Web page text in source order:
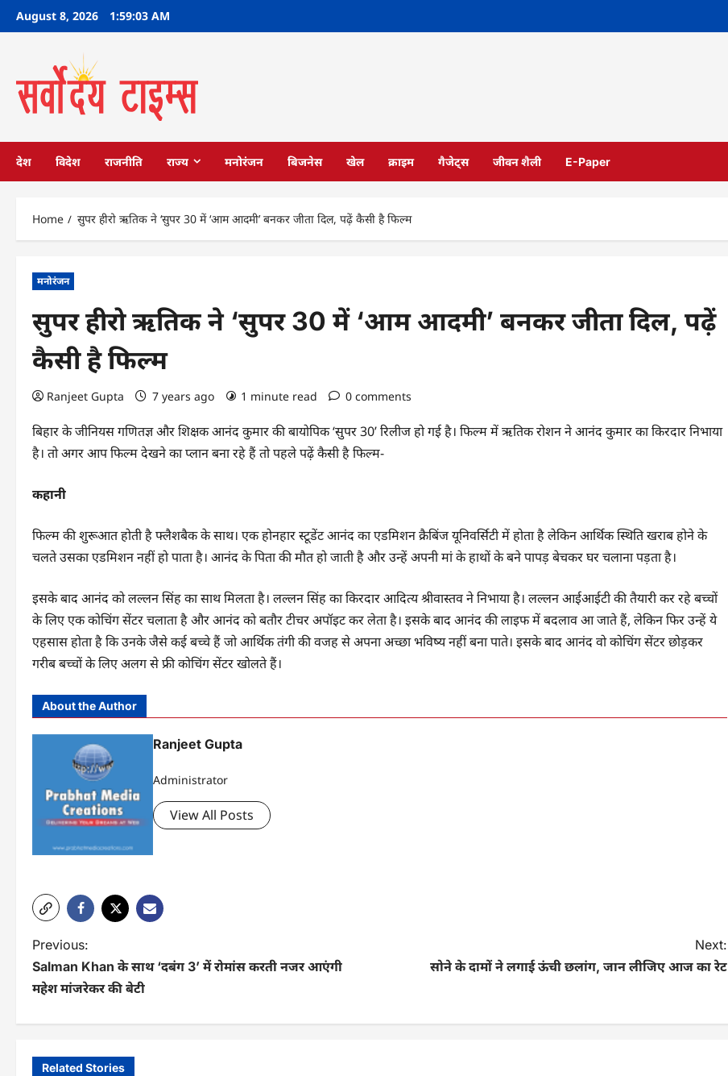
SkipAugust 8, 2026 1:59:04 AM
देश विदेश राजनीति राज्य मनोरंजन बिजनेस खेल क्राइम गैजेट्स जीवन शैली E-Paper
Home सुपर हीरो ऋतिक ने ‘सुपर 30 में ‘आम आदमी’ बनकर जीता दिल, पढ़ें कैसी है फिल्म
मनोरंजन
सुपर हीरो ऋतिक ने ‘सुपर 30 में ‘आम आदमी’ बनकर जीता दिल, पढ़ें
कैसी है फिल्म
Ranjeet Gupta 7 years ago 1 minute read 0 comments
बिहार के जीनियस गणितज्ञ और शिक्षक आनंद कुमार की बायोपिक ‘सुपर 30’ रिलीज हो गई है। फिल्म में ऋतिक रोशन ने आनंद कुमार का किरदार निभाया
है। तो अगर आप फिल्म देखने का प्लान बना रहे हैं तो पहले पढ़ें कैसी है फिल्म-
कहानी
फिल्म की शुरूआत होती है फ्लैशबैक के साथ। एक होनहार स्टूडेंट आनंद का एडमिशन क्रैबिंज यूनिवर्सिटी में होता है लेकिन आर्थिक स्थिति खराब होने के
चलते उसका एडमिशन नहीं हो पाता है। आनंद के पिता की मौत हो जाती है और उन्हें अपनी मां के हाथों के बने पापड़ बेचकर घर चलाना पड़ता है।
इसके बाद आनंद को लल्लन सिंह का साथ मिलता है। लल्लन सिंह का किरदार आदित्य श्रीवास्तव ने निभाया है। लल्लन आईआईटी की तैयारी कर रहे बच्चों
के लिए एक कोचिंग सेंटर चलाता है और आनंद को बतौर टीचर अपॉइट कर लेता है। इसके बाद आनंद की लाइफ में बदलाव आ जाते हैं, लेकिन फिर उन्हें ये
एहसास होता है कि उनके जैसे कई बच्चे हैं जो आर्थिक तंगी की वजह से अपना अच्छा भविष्य नहीं बना पाते। इसके बाद आनंद वो कोचिंग सेंटर छोड़कर
गरीब बच्चों के लिए अलग से फ्री कोचिंग सेंटर खोलते हैं।
About the Author
Ranjeet Gupta
Administrator
View All Posts
P
o
n
Previous:
Salman Khan के साथ ‘दबंग 3’ में रोमांस करती नजर आएंगी
महेश मांजरेकर की बेटी
Next:
सोने के दामों ने लगाई ऊंची छलांग, जान लीजिए आज का रेट
Related Stories